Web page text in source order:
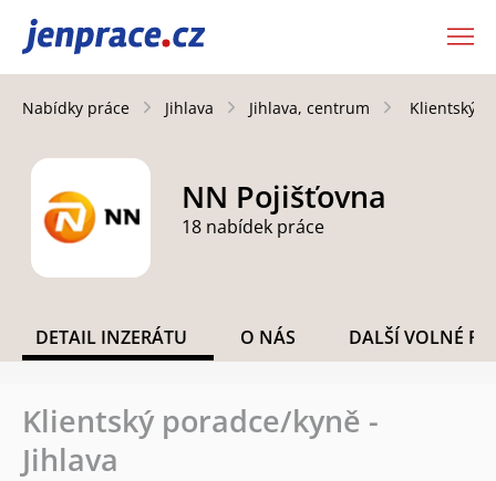
JenPráce.cz
Nabídky práce Jihlava Jihlava, centrum Klientský
NN Pojišťovna
18 nabídek práce
DETAIL INZERÁTU O NÁS DALŠÍ VOLNÉ
Klientský poradce/kyně -
Jihlava